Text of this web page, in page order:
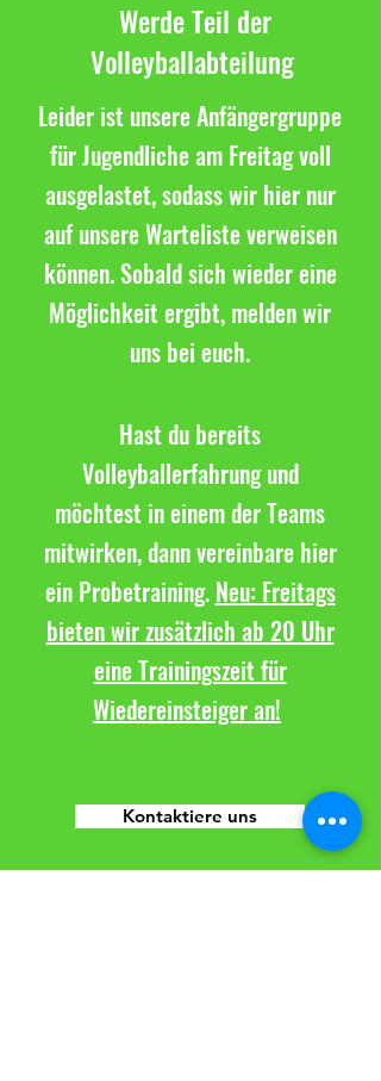
Werde Teil der
Volleyballabteilung
Leider ist unsere Anfängergruppe
für Jugendliche am Freitag voll
ausgelastet, sodass wir hier nur
auf unsere Warteliste verweisen
können. Sobald sich wieder eine
Möglichkeit ergibt, melden wir
uns bei euch.
Hast du bereits
Volleyballerfahrung und
möchtest in einem der Teams
mitwirken, dann vereinbare hier
ein Probetraining. Neu: Freitags
bieten wir zusätzlich ab 20 Uhr
eine Trainingszeit für
Wiedereinsteiger an!
Kontaktiere uns